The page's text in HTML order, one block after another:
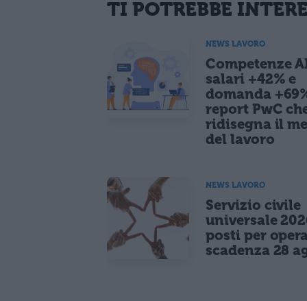
TI POTREBBE
NEWS LAVORO
Competenze
salari +42% e
domanda
report PwC
ridisegna il
del lavoro
NEWS LAVORO
Servizio civile
universale
posti per
scadenza 28